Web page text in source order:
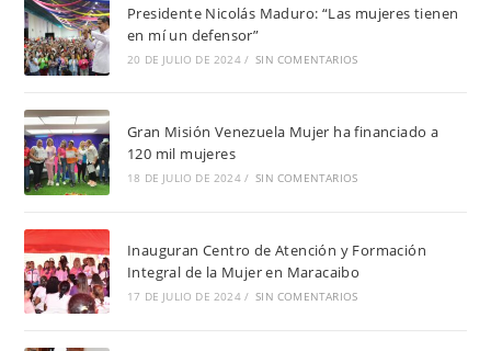
Presidente Nicolás Maduro: “Las mujeres tienen
en mí un defensor”
20 DE JULIO DE 2024 / SIN COMENTARIOS
Gran Misión Venezuela Mujer ha financiado a
120 mil mujeres
18 DE JULIO DE 2024 / SIN COMENTARIOS
Inauguran Centro de Atención y Formación
Integral de la Mujer en Maracaibo
17 DE JULIO DE 2024 / SIN COMENTARIOS